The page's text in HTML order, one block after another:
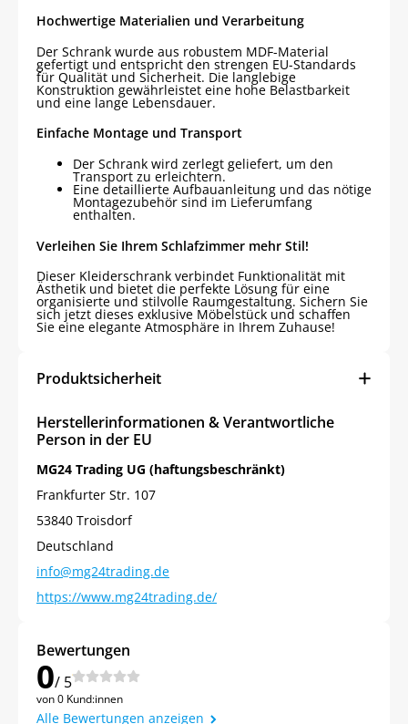
Hochwertige Materialien und Verarbeitung
Der Schrank wurde aus robustem MDF-Material
gefertigt und entspricht den strengen EU-Standards
für Qualität und Sicherheit. Die langlebige
Konstruktion gewährleistet eine hohe Belastbarkeit
und eine lange Lebensdauer.
Einfache Montage und Transport
Der Schrank wird zerlegt geliefert, um den
Transport zu erleichtern.
Eine detaillierte Aufbauanleitung und das nötige
Montagezubehör sind im Lieferumfang
enthalten.
Verleihen Sie Ihrem Schlafzimmer mehr Stil!
Dieser Kleiderschrank verbindet Funktionalität mit
Ästhetik und bietet die perfekte Lösung für eine
organisierte und stilvolle Raumgestaltung. Sichern Sie
sich jetzt dieses exklusive Möbelstück und schaffen
Sie eine elegante Atmosphäre in Ihrem Zuhause!
Produktsicherheit
Herstellerinformationen & Verantwortliche
Person in der EU
MG24 Trading UG (haftungsbeschränkt)
Frankfurter Str. 107
53840 Troisdorf
Deutschland
info@mg24trading.de
https://www.mg24trading.de/
Bewertungen
0/ 5
von 0 Kund:innen
Alle Bewertungen anzeigen